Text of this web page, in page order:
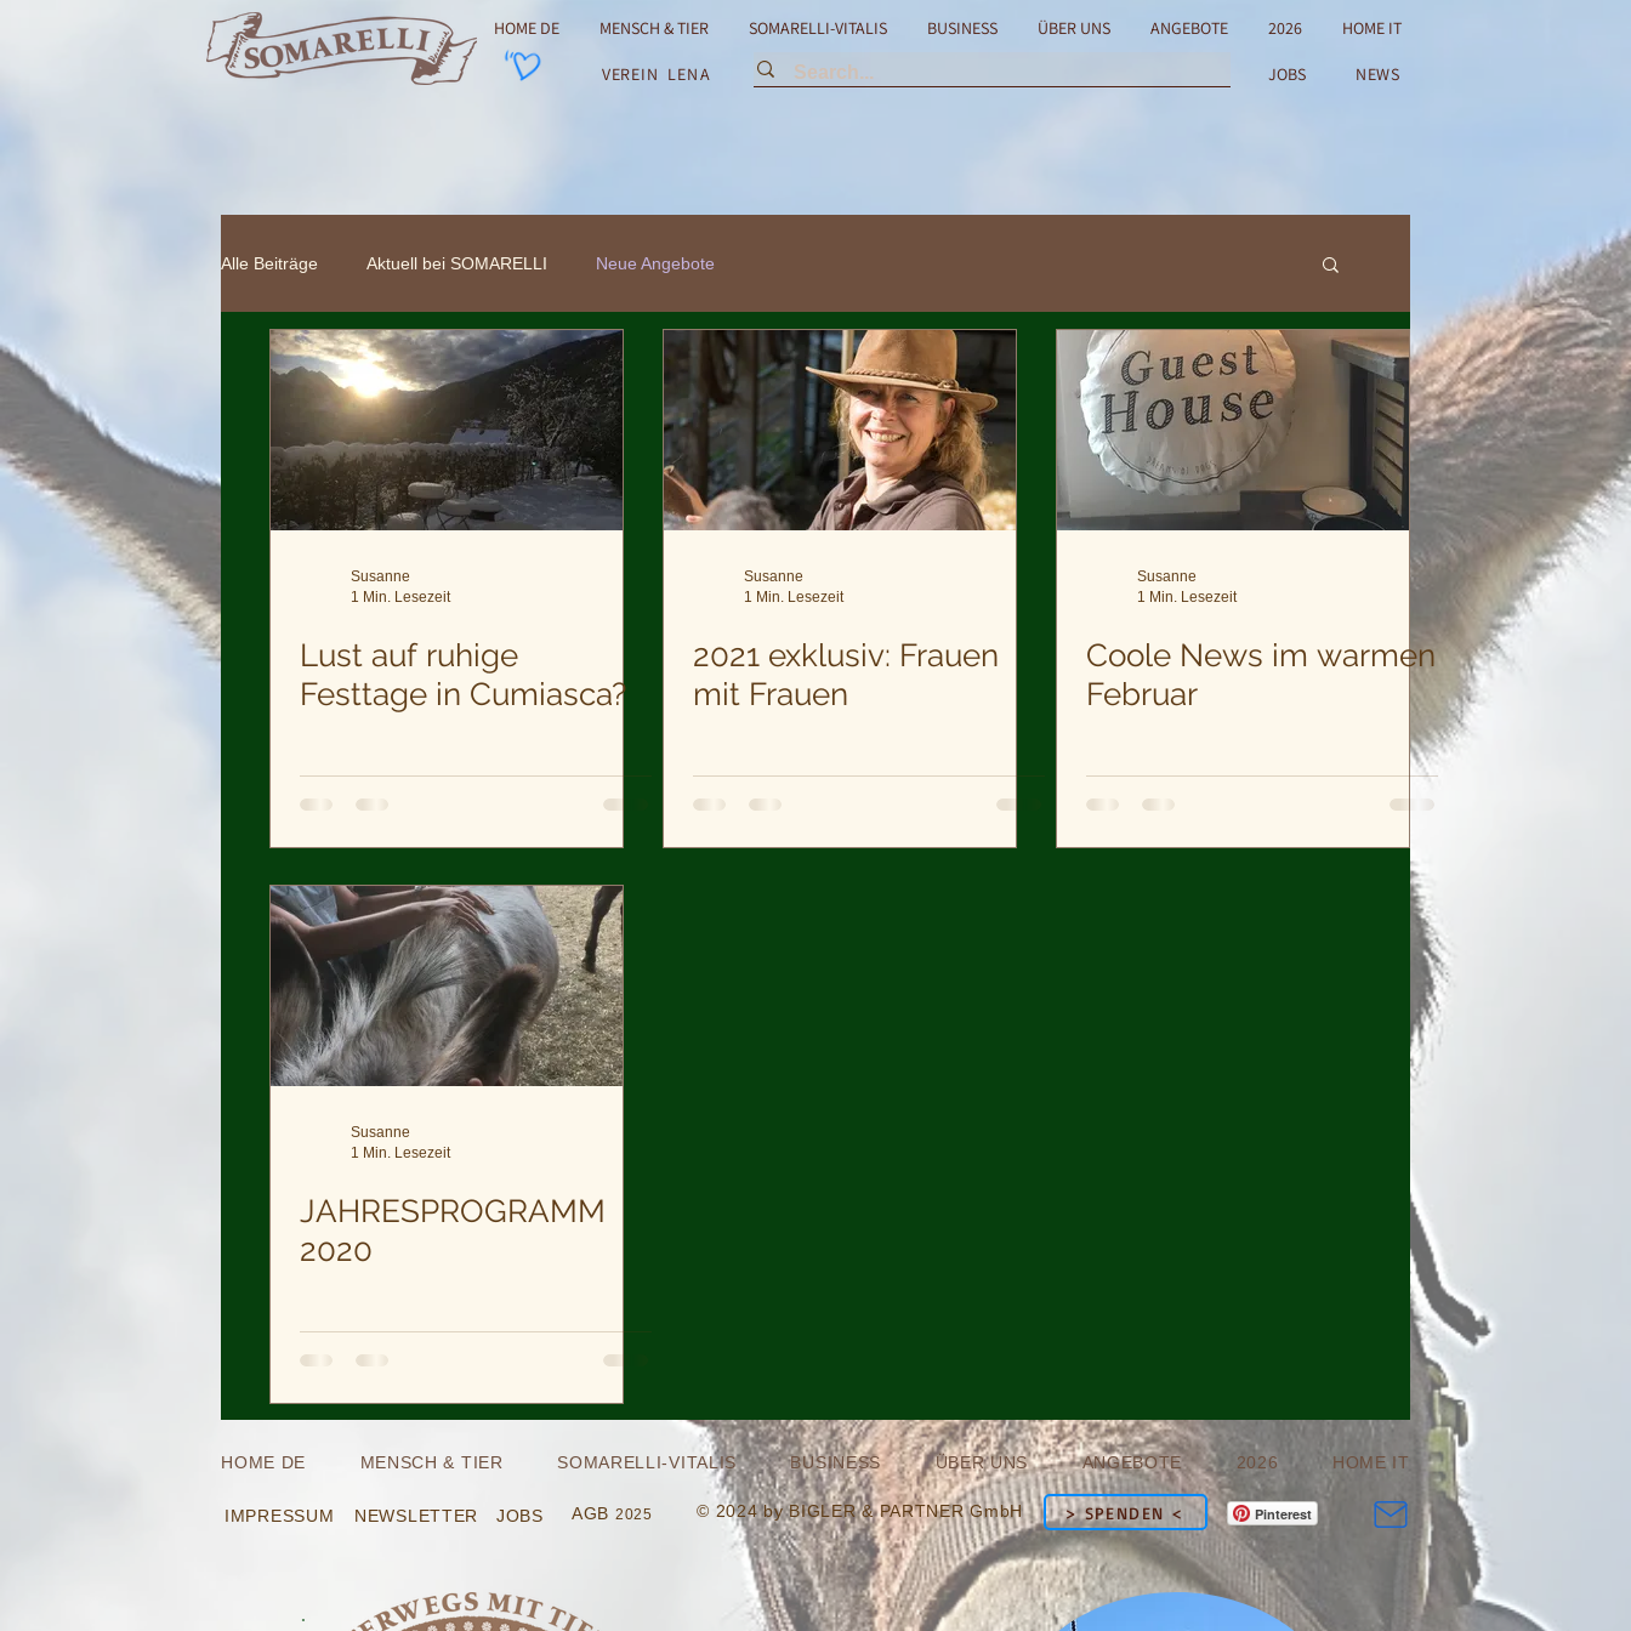
HOME DE MENSCH & TIER SOMARELLI-VITALIS BUSINESS ÜBER UNS ANGEBOTE 2026 HOME IT
JOBS NEWS
VEREIN LENA
Alle Beiträge Aktuell bei SOMARELLI Neue Angebote
Susanne
1 Min. Lesezeit
Lust auf ruhige
Festtage in Cumiasca?
Susanne
1 Min. Lesezeit
2021 exklusiv: Frauen
mit Frauen
Susanne
1 Min. Lesezeit
Coole News im warmen
Februar
Susanne
1 Min. Lesezeit
JAHRESPROGRAMM
2020
HOME DE MENSCH & TIER SOMARELLI-VITALIS BUSINESS ÜBER UNS ANGEBOTE 2026 HOME IT
IMPRESSUM NEWSLETTER JOBS © 2024 by BIGLER & PARTNER GmbH Pinterest
AGB 2025 > SPENDEN <
.